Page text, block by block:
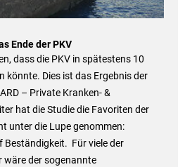
Ende der PKV
dass die PKV in spätestens 10
könnte. Dies ist das Ergebnis der
– Private Kranken- &
hat die Studie die Favoriten der
unter die Lupe genommen:
Beständigkeit. Für viele der
wäre der sogenannte